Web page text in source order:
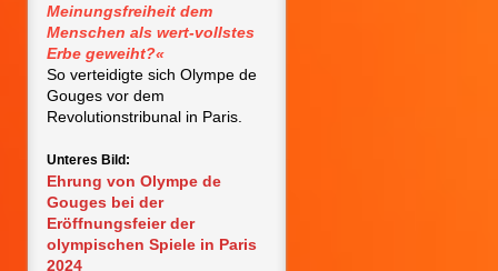
Meinungsfreiheit dem
Menschen als wert-vollstes
Erbe geweiht?«
So verteidigte sich Olympe de
Gouges vor dem
Revolutionstribunal in Paris.
Unteres Bild:
Ehrung von Olympe de
Gouges bei der
Eröffnungsfeier der
olympischen Spiele in Paris
2024